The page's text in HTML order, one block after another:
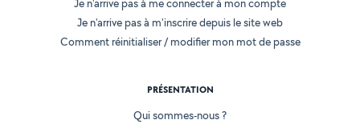
Je n'arrive pas à me connecter à mon compte
Je n'arrive pas à m'inscrire depuis le site web
Comment réinitialiser / modifier mon mot de passe
PRÉSENTATION
Qui sommes-nous ?